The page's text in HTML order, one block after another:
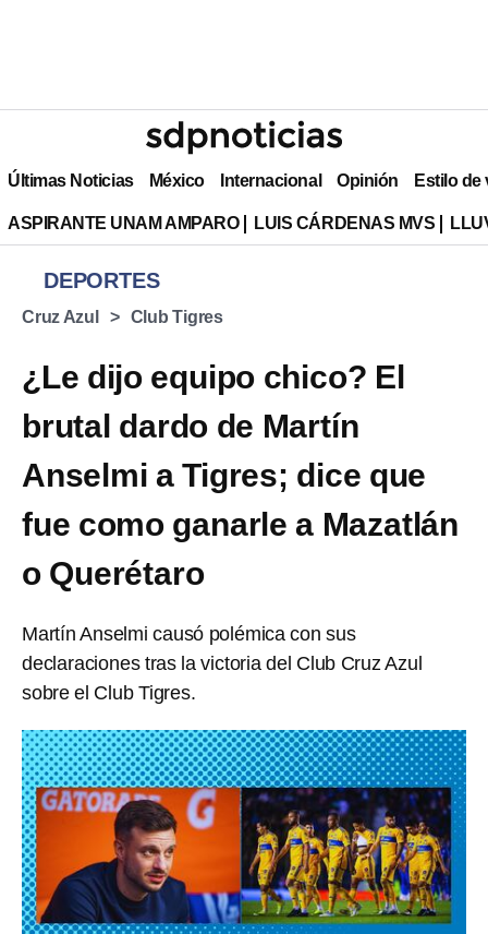
Últimas Noticias México Internacional Opinión Estilo de
ASPIRANTE UNAM AMPARO LUIS CÁRDENAS MVS
DEPORTES
Cruz Azul Club Tigres
¿Le dijo equipo chico? El
brutal dardo de Martín
Anselmi a Tigres; dice que
fue como ganarle a Mazatlán
o Querétaro
Martín Anselmi causó polémica con sus
declaraciones tras la victoria del Club Cruz Azul
sobre el Club Tigres.